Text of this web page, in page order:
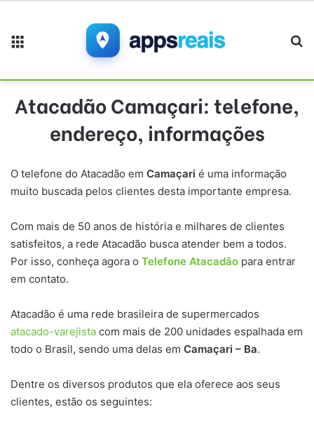
Atacadão Camaçari: telefone,
endereço, informações
O telefone do Atacadão em Camaçari é uma informação
muito buscada pelos clientes desta importante empresa.
Com mais de 50 anos de história e milhares de clientes
satisfeitos, a rede Atacadão busca atender bem a todos.
Por isso, conheça agora o Telefone Atacadão para entrar
em contato.
Atacadão é uma rede brasileira de supermercados
atacado-varejista com mais de 200 unidades espalhada em
todo o Brasil, sendo uma delas em Camaçari – Ba.
Dentre os diversos produtos que ela oferece aos seus
clientes, estão os seguintes: